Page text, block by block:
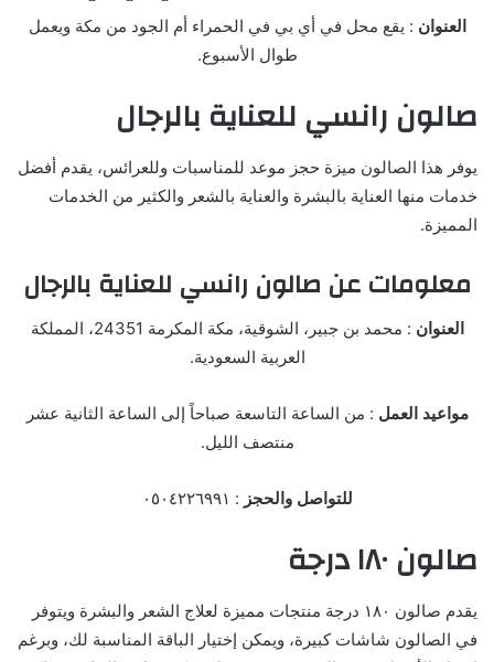
العنوان : يقع محل في أي بي في الحمراء أم الجود من مكة ويعمل
طوال الأسبوع.
صالون رانسي للعناية بالرجال
يوفر هذا الصالون ميزة حجز موعد للمناسبات وللعرائس، يقدم أفضل
خدمات منها العناية بالبشرة والعناية بالشعر والكثير من الخدمات
المميزة.
معلومات عن صالون رانسي للعناية بالرجال
العنوان
: محمد بن جبير، الشوقية، مكة المكرمة 24351، المملكة
العربية السعودية.
مواعيد العمل : من الساعة التاسعة صباحاً إلى الساعة الثانية عشر
منتصف الليل.
للتواصل والحجز : ٠٥٠٤٢٢٦٩٩١
صالون ١٨٠ درجة
يقدم صالون ١٨٠ درجة منتجات مميزة لعلاج الشعر والبشرة ويتوفر
في الصالون شاشات كبيرة، ويمكن إختيار الباقة المناسبة لك، وبرغم